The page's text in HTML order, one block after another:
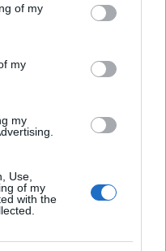
You may click to
its third-party tags to
in below Google
of my
my
my
Use,
of my
with the
Vargas:
en 2007…